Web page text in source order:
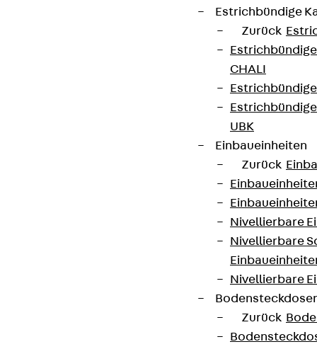
Estrichbündige
Zurück
CHALI
UBK
Einbaueinheiten
Zurück
Nivellierbare
Nivellierbare
Nivellierbare
Zurück